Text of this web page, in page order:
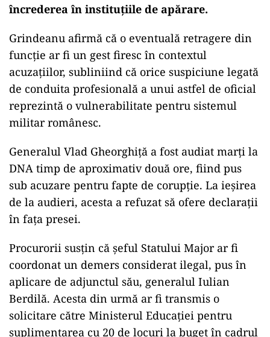
încrederea în instituțiile de apărare.
Grindeanu afirmă că o eventuală retragere din
funcție ar fi un gest firesc în contextul
acuzațiilor, subliniind că orice suspiciune legată
de conduita profesională a unui astfel de oficial
reprezintă o vulnerabilitate pentru sistemul
militar românesc.
Generalul Vlad Gheorghiță a fost audiat marți la